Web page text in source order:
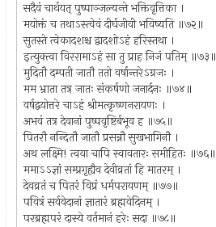
सदैवं चार्थयत् पुष्पाञ्जल्यन्ते भक्तिवृत्तिका ।
मयोक्तं च तथाऽस्त्वेवं दीर्घजीवी भविष्यति ॥७२॥
सुतस्ते त्वेकादशश्च द्वादशोऽहं हरिस्तथा ।
इत्युक्त्वा विररामाऽहं सा तु प्राह निजं पतिम् ॥७३॥
मुदितौ दम्पती जातौ ततो वर्षान्तरेऽग्रजः ।
मम भ्राता तत्र जातः संकर्षणो जनार्दनः ॥७४॥
वर्षद्वयोत्तरे चाऽहं श्रीमत्कृष्णनरायणः ।
अभवं तत्र देवानां पुष्पवृष्टिर्बभूव ह ॥७५॥
पितरौ नन्दितौ जातौ प्रसन्नौ सुखभागिनौ ।
अथ लक्ष्मि! त्वया चापि स्वावतारः समीहितः ॥७६॥
ममाऽऽज्ञां सम्प्रगृह्यैव देवीव्रतां हि मातरम् ।
देवव्रतं च पितरं विप्रं धर्मपरायणम् ॥७७॥
पवित्रं सर्ववेदानां ज्ञातारं ब्रह्मवेदिनम् ।
परब्रह्मपरं दास्ये वर्तमानं हरेः सदा ॥७८॥